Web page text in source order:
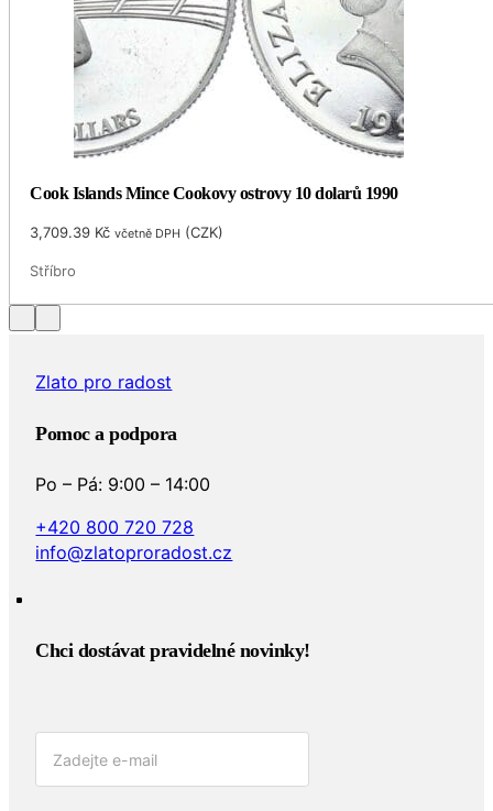
Cook Islands Mince Cookovy ostrovy 10 dolarů 1990
3,709.39 Kč včetně DPH (CZK)
Stříbro
Zlato pro radost
Pomoc a podpora
Po – Pá: 9:00 – 14:00
+420 800 720 728
info@zlatoproradost.cz
Chci dostávat pravidelné novinky!​